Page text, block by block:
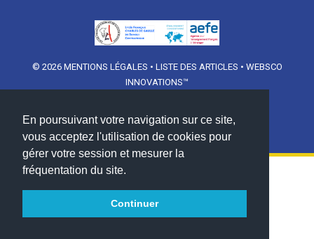
En poursuivant votre navigation sur ce site,
vous acceptez l'utilisation de cookies pour
gérer votre session et mesurer la
fréquentation du site.
Continuer
© 2026 MENTIONS LÉGALES • LISTE DES ARTICLES • WEBSCO
INNOVATIONS™